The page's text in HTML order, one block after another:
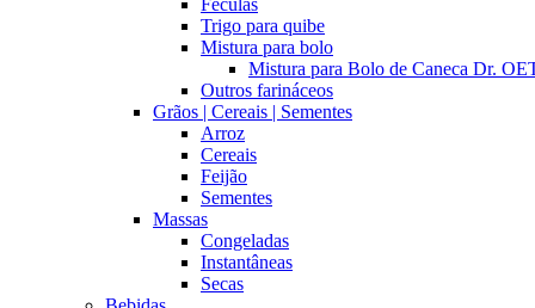
Féculas
Trigo para quibe
Mistura para bolo
Mistura para Bolo de Caneca Dr.
Outros farináceos
Grãos | Cereais | Sementes
Arroz
Cereais
Feijão
Sementes
Massas
Congeladas
Instantâneas
Secas